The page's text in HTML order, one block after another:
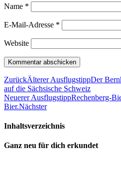
Name *
E-Mail-Adresse *
Website
ZurückÄlterer AusflugstippDer
auf die Sächsische Schweiz
Neuerer AusflugstippRechenberg-
Bier.Nächster
Inhaltsverzeichnis
Ganz neu für dich erkundet